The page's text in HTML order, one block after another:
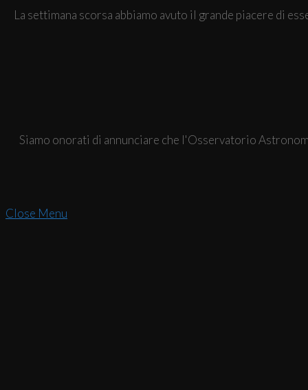
La settimana scorsa abbiamo avuto il grande piacere di
Siamo onorati di annunciare che l'Osservatorio
Close Menu